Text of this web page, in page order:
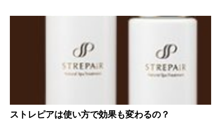
ストレピアは使い方で効果も変わるの？